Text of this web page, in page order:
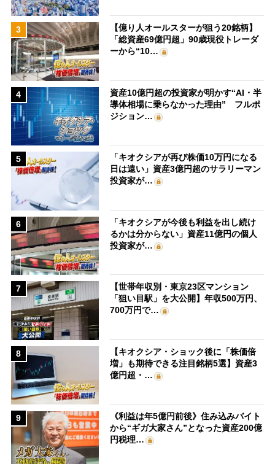
3
【億り人オールスターが狙う20銘柄】
「総資産69億円超」90歳現役トレーダ
ーから“10…
4
資産10億円超の投資家が明かす“AI・半
導体相場に乗らなかった理由” フルポ
ジション…
5
「キオクシアが再び株価10万円になる
日は遠い」資産3億円超のサラリーマン
投資家が…
6
「キオクシアが今後も利益を出し続け
るかは分からない」資産11億円の個人
投資家が…
7
【世帯年収別・東京23区マンション
「狙い目駅」を大公開】年収500万円、
700万円で…
8
【キオクシア・ショック後に「株価倍
増」も期待できる注目銘柄5選】資産3
億円超・…
9
《利益は年5億円前後》住み込みバイト
から“ギガ大家さん”となった資産200億
円税理…